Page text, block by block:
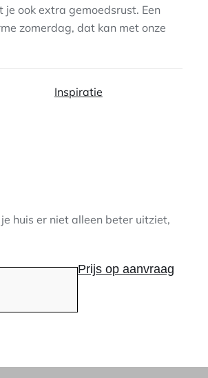
ook extra gemoedsrust. Een
zomerdag, dat kan met onze
Inspiratie
huis er niet alleen beter uitziet,
Prijs op aanvraag